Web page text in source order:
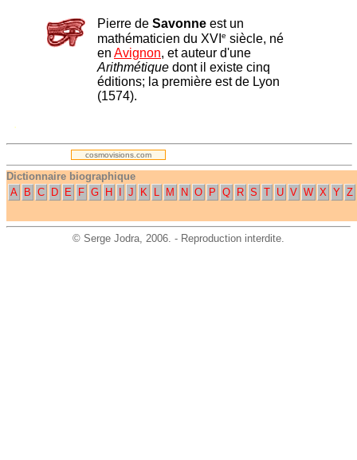
Pierre de Savonne est un
mathématicien du XVI e siècle, né
en Avignon, et auteur d'une
Arithmétique dont il existe cinq
éditions; la première est de Lyon
(1574).
.
cosmovisions.com
Dictionnaire biographique
A
B C D E F G H J K L M N O P Q R S T U V W X Y Z
© Serge Jodra, 2006. - Reproduction interdite.